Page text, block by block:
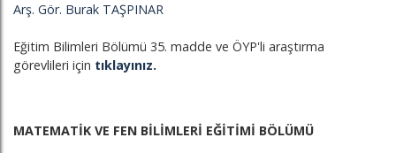
Arş. Gör. Burak TAŞPINAR
Eğitim Bilimleri Bölümü 35. madde ve ÖYP'li araştırma
görevlileri için tıklayınız.
MATEMATİK VE FEN BİLİMLERİ EĞİTİMİ BÖLÜMÜ